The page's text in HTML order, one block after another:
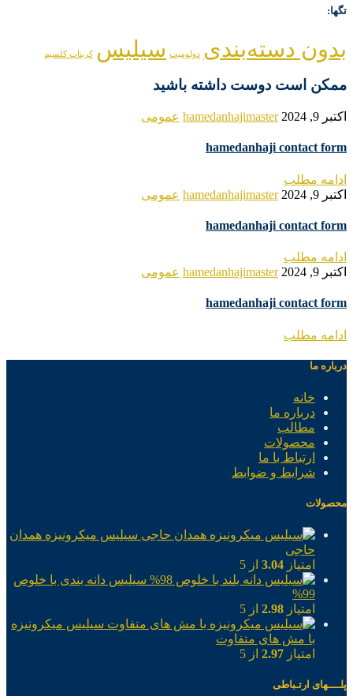
تگها:
بدون دسته‌بندی دولومیت سیلیس کربنات کلسیم
ممکن است دوست داشته باشید
اکتبر 9, 2024 hamedanhajimaster عمومی
hamedanhaji contact form
ادامه مطلب
اکتبر 9, 2024
hamedanhajimaster عمومی
hamedanhaji contact form
ادامه مطلب
اکتبر 9, 2024
hamedanhajimaster عمومی
hamedanhaji contact form
ادامه مطلب
درباره ما
خانه
درباره ما
مطالب
محصولات
ارتباط با ما
شرایط و ضوابط
محصولات
سیلیس میکرونیزه همدان
حاجی
امتیاز 3.04 از 5
سیلیس دانه بندی با خلوص
99%
امتیاز 2.98 از 5
سیلیس میکرونیزه
با مش های متفاوت
امتیاز 2.97 از 5
پلــــهای ارتـباطی